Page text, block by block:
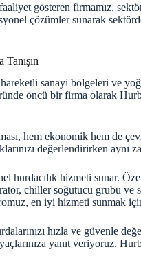
gösteren firmamız,
çözümler sunarak
sanayi bölgeleri ve
öncü bir firma olarak
hem ekonomik hem de
değerlendirirken aynı
hurdacılık hizmeti sunar.
chiller soğutucu grubu ve
en iyi hizmeti sunmak
hızla ve güvenle
yanıt veriyoruz.